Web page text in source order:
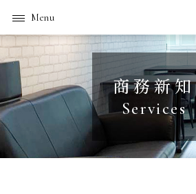
商務新知